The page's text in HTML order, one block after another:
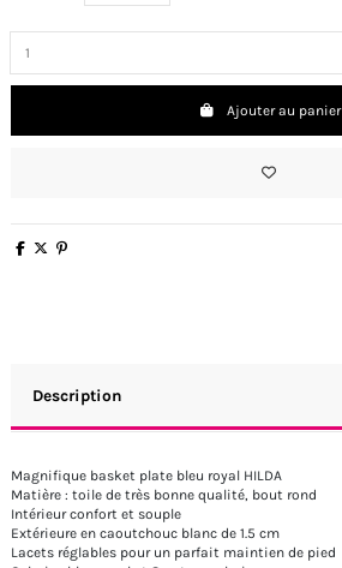
Ajouter au panier
Description
Magnifique basket plate bleu royal HILDA
Matière : toile de très bonne qualité, bout rond
Intérieur confort et souple
Extérieure en caoutchouc blanc de 1.5 cm
Lacets réglables pour un parfait maintien de pied